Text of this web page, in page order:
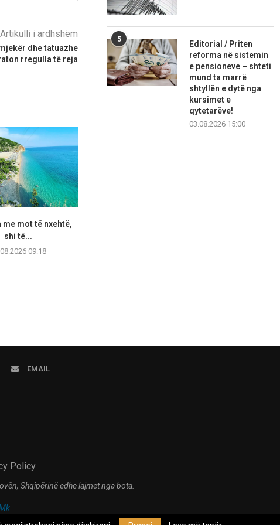
Artikulli i ardhshëm
dhe tatuazhe
rregulla të reja
me mot të nxehtë,
shi të...
09:18
5
Editorial / Priten
reforma në sistemin
e pensioneve – shteti
mund ta marrë
shtyllën e dytë nga
kursimet e
qytetarëve!
03.08.2026 15:00
EMAIL
Policy
Shqipërinë edhe lajmet nga bota.